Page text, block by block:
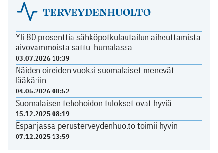
TERVEYDENHUOLTO
Yli 80 prosenttia sähköpotkulautailun aiheuttamista
aivovammoista sattui humalassa
03.07.2026 10:39
Näiden oireiden vuoksi suomalaiset menevät
lääkäriin
04.05.2026 08:52
Suomalaisen tehohoidon tulokset ovat hyviä
15.12.2025 08:19
Espanjassa perusterveydenhuolto toimii hyvin
07.12.2025 13:59